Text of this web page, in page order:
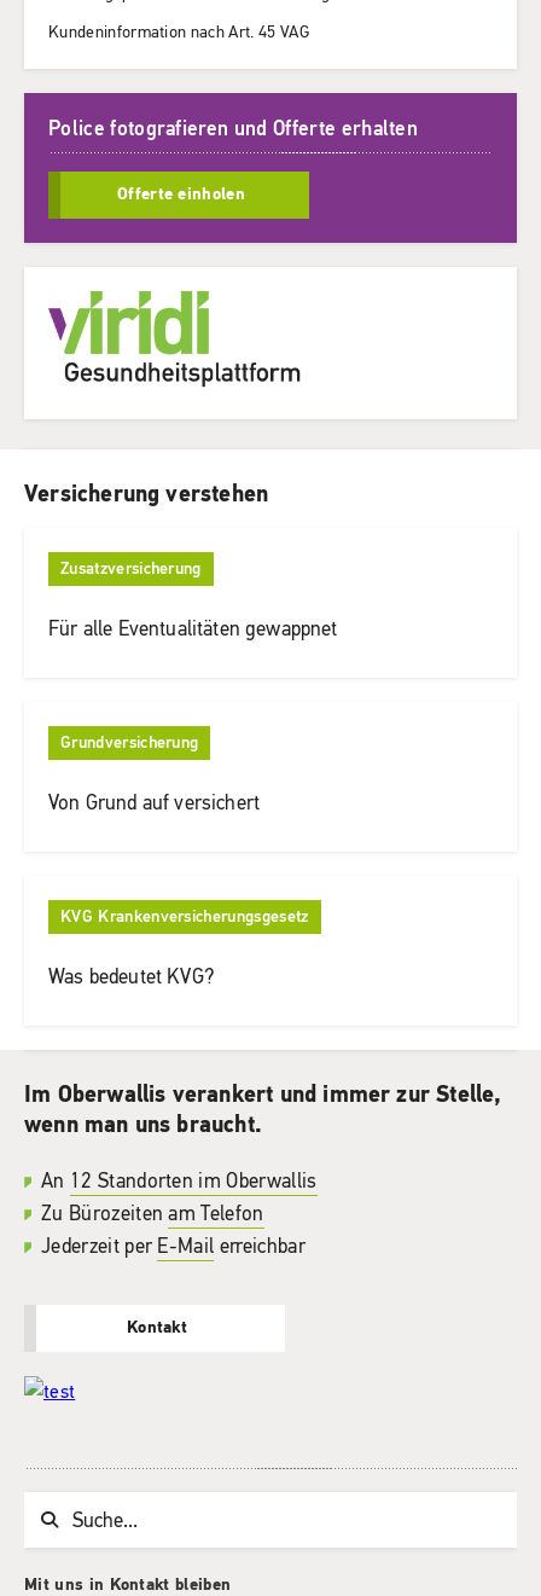
Kundeninformation nach Art. 45 VAG
Police fotografieren und Offerte erhalten
Offerte einholen
Versicherung verstehen
Für alle Eventualitäten gewappnet
Zusatzversicherung
Von Grund auf versichert
Grundversicherung
Was bedeutet KVG?
KVG Krankenversicherungsgesetz
Im Oberwallis verankert und immer zur Stelle,
wenn man uns braucht.
An 12 Standorten im Oberwallis
Zu Bürozeitenam Telefon
Jederzeit per E-Mail erreichbar
Kontakt
Suchwort
Mit uns in Kontakt bleiben